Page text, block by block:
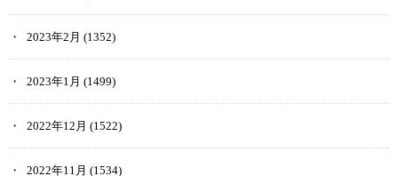
2023年2月 (1352)
2023年1月 (1499)
2022年12月 (1522)
2022年11月 (1534)